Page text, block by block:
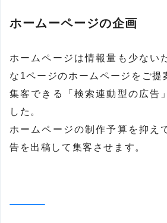
ホームーページの企画
ホームページは情報量も少ない
な1ページのホームページをご提
集客できる「検索連動型の広告
した。
ホームページの制作予算を抑え
告を出稿して集客させます。